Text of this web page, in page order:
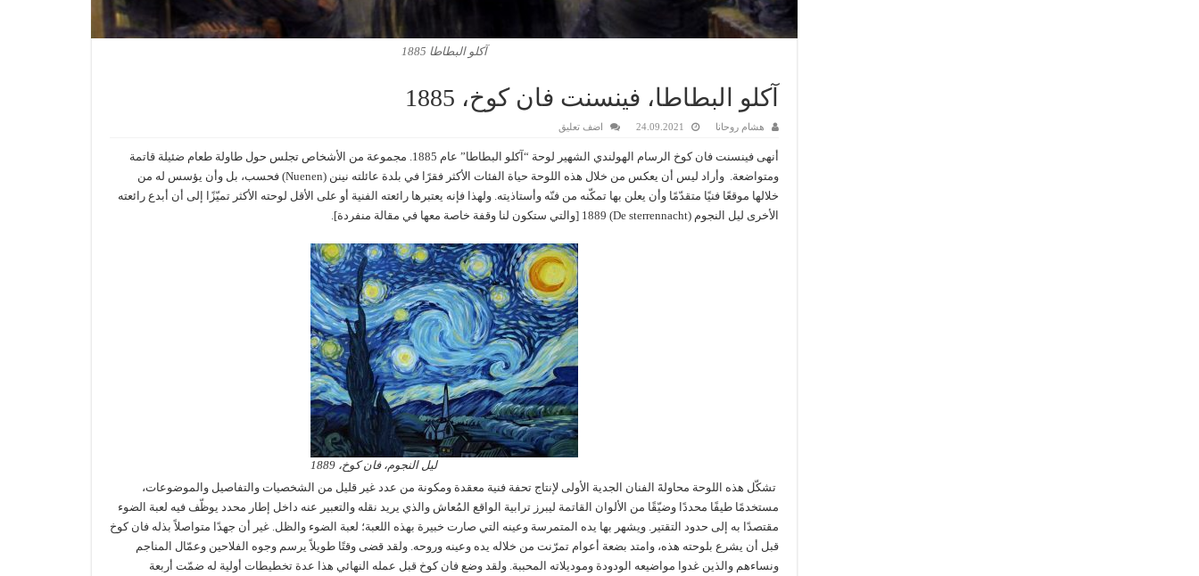
آكلو البطاطا 1885
آكلو البطاطا، فينسنت فان كوخ، 1885
هشام روحانا 24.09.2021 اضف تعليق
أنهى فينسنت فان كوخ الرسام الهولندي الشهير لوحة “آكلو البطاطا” عام 1885. مجموعة من الأشخاص تجلس حول طاولة طعام ضئيلة قاتمة
ومتواضعة. وأراد ليس أن يعكس من خلال هذه اللوحة حياة الفئات الأكثر فقرًا في بلدة عائلته نينن (Nuenen) فحسب، بل وأن يؤسس له من
خلالها موقعًا فنيًا متقدّمًا وأن يعلن بها تمكّنه من فنّه وأستاذيته. ولهذا فإنه يعتبرها رائعته الفنية أو على الأقل لوحته الأكثر تميّزًا إلى أن أبدع رائعته
الأخرى ليل النجوم (De sterrennacht) 1889 [والتي ستكون لنا وقفة خاصة معها في مقالة منفردة].
ليل النجوم، فان كوخ، 1889
تشكّل هذه اللوحة محاولةَ الفنان الجدية الأولى لإنتاج تحفة فنية معقدة ومكونة من عدد غير قليل من الشخصيات والتفاصيل والموضوعات،
مستخدمًا طيفًا محددًا وضيّقًا من الألوان القاتمة ليبرز ترابية الواقع المُعاش والذي يريد نقله والتعبير عنه داخل إطار محدد يوظّف فيه لعبة الضوء
مقتصدًا به إلى حدود التقتير. ويشهر بها يده المتمرسة وعينه التي صارت خبيرة بهذه اللعبة؛ لعبة الضوء والظل. غير أن جهدًا متواصلاً بذله فان كوخ
قبل أن يشرع بلوحته هذه، وامتد بضعة أعوام تمرّنت من خلاله يده وعينه وروحه. ولقد قضى وقتًا طويلاً يرسم وجوه الفلاحين وعمّال المناجم
ونساءهم والذين غدوا مواضيعه الودودة وموديلاته المحببة. ولقد وضع فان كوخ قبل عمله النهائي هذا عدة تخطيطات أولية له ضمّت أربعة